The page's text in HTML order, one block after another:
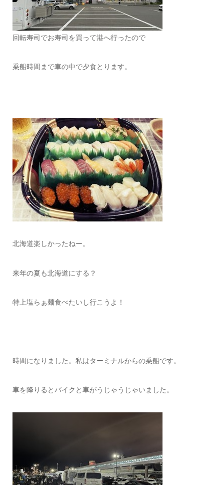
回転寿司でお寿司を買って港へ行ったので
乗船時間まで車の中で夕食とります。
北海道楽しかったねー。
来年の夏も北海道にする？
特上塩らぁ麺食べたいし行こうよ！
時間になりました。私はターミナルからの乗船です。
車を降りるとバイクと車がうじゃうじゃいました。